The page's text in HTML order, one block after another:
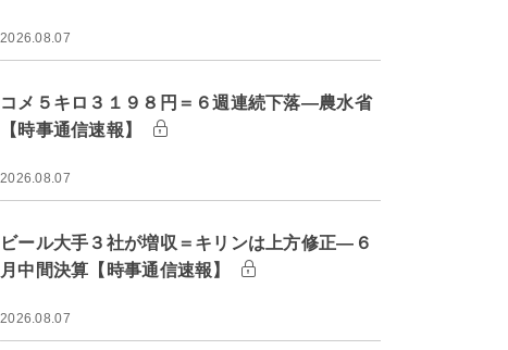
2026.08.07
コメ５キロ３１９８円＝６週連続下落―農水省
【時事通信速報】
2026.08.07
ビール大手３社が増収＝キリンは上方修正―６
月中間決算【時事通信速報】
2026.08.07